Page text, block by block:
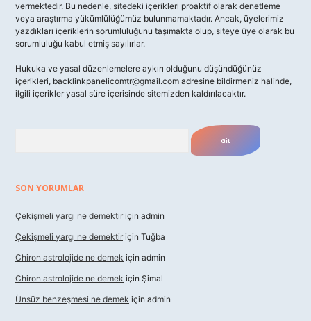
vermektedir. Bu nedenle, sitedeki içerikleri proaktif olarak denetleme
veya araştırma yükümlülüğümüz bulunmamaktadır. Ancak, üyelerimiz
yazdıkları içeriklerin sorumluluğunu taşımakta olup, siteye üye olarak bu
sorumluluğu kabul etmiş sayılırlar.
Hukuka ve yasal düzenlemelere aykırı olduğunu düşündüğünüz
içerikleri, backlinkpanelicomtr@gmail.com adresine bildirmeniz halinde,
ilgili içerikler yasal süre içerisinde sitemizden kaldırılacaktır.
SON YORUMLAR
Çekişmeli yargı ne demektir için admin
Çekişmeli yargı ne demektir için Tuğba
Chiron astrolojide ne demek için admin
Chiron astrolojide ne demek için Şimal
Ünsüz benzeşmesi ne demek için admin